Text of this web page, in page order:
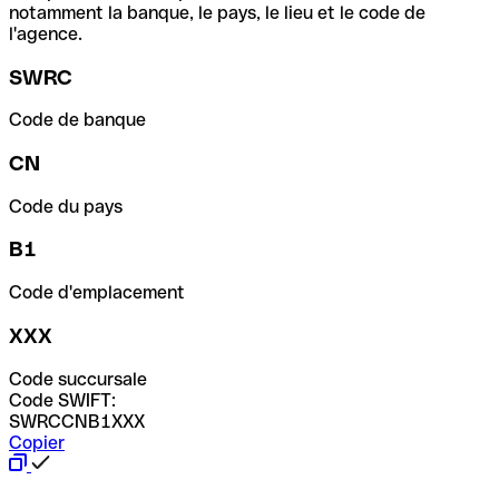
notamment la banque, le pays, le lieu et le code de
l'agence.
SWRC
Code de banque
CN
Code du pays
B1
Code d'emplacement
XXX
Code succursale
Code SWIFT:
SWRCCNB1XXX
Copier